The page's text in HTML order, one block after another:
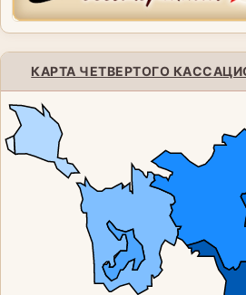
КАРТА ЧЕТВЕРТОГО